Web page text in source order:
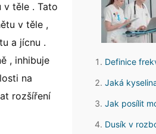
v těle . Tato
v těle ,
a jícnu .
, inhibuje
na
rozšíření
Definice
Jaká
Jak posílit
Dusík v